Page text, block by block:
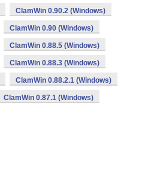
ClamWin 0.90.2 (Windows)
ClamWin 0.90 (Windows)
ClamWin 0.88.5 (Windows)
ClamWin 0.88.3 (Windows)
ClamWin 0.88.2.1 (Windows)
ClamWin 0.87.1 (Windows)